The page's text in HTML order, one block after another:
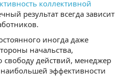
коллективной
результат всегда зависит
иногда даже
начальства,
свободу действий, менеджер
эффективности